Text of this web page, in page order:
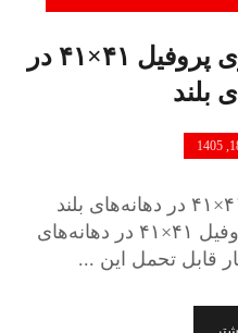
بررسی ظرفیت باربری پروفیل ۴۱×۴۱ در
بلند
ظرفیت باربری پروفیل ۴۱×۴۱ در دهانه‌های بلند
چیست؟ ظرفیت باربری پروفیل ۴۱×۴۱ در دهانه‌های
قابل تحمل این ...